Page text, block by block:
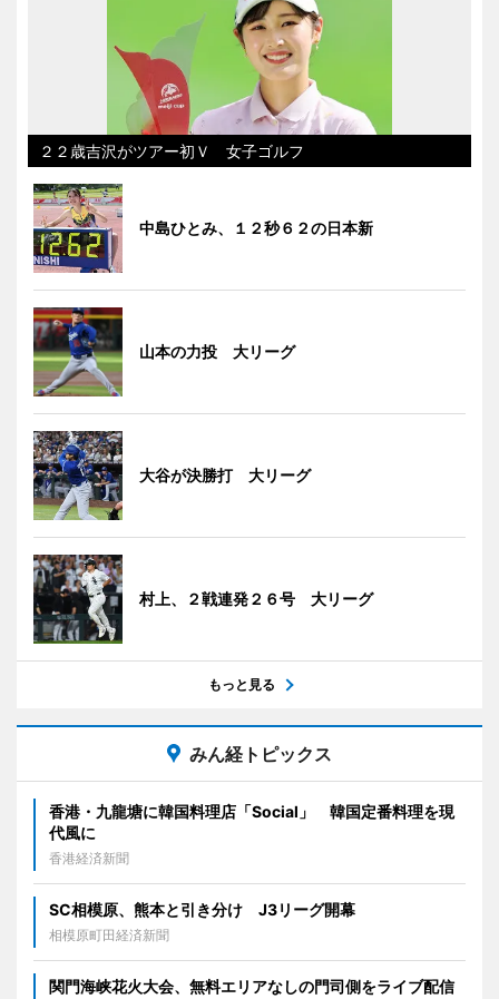
２２歳吉沢がツアー初Ｖ 女子ゴルフ
中島ひとみ、１２秒６２の日本新
山本の力投 大リーグ
大谷が決勝打 大リーグ
村上、２戦連発２６号 大リーグ
もっと見る
みん経トピックス
香港・九龍塘に韓国料理店「Social」 韓国定番料理を現
代風に
香港経済新聞
SC相模原、熊本と引き分け J3リーグ開幕
相模原町田経済新聞
関門海峡花火大会、無料エリアなしの門司側をライブ配信